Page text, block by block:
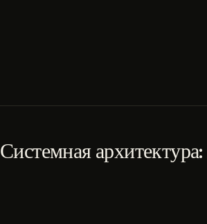
Системная архитектура: